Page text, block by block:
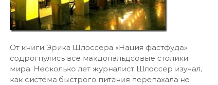
От книги Эрика Шлоссера «Нация фастфуда»
содрогнулись все макдональдсовые столики
мира. Несколько лет журналист Шлоссер изучал,
как система быстрого питания перепахала не